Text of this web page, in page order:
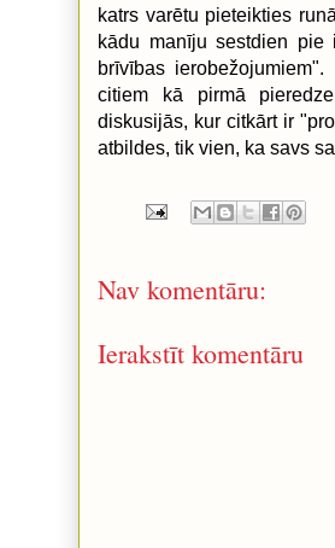
katrs varētu pieteikties
kādu manīju sestdien
brīvības
citiem kā pirmā
diskusijās, kur citkārt ir
atbildes, tik vien, ka savs
Nav komentāru:
Ierakstīt komentāru